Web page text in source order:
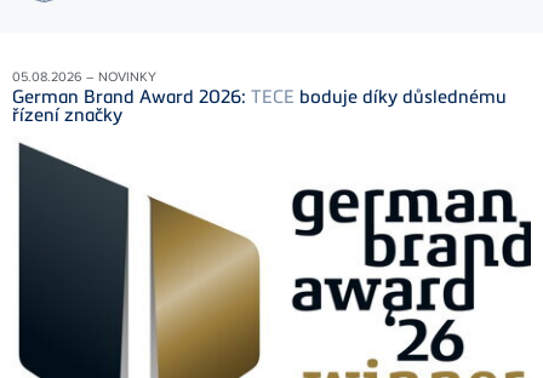
05.08.2026 – NOVINKY
German Brand Award 2026: TECE boduje díky důslednému
řízení značky